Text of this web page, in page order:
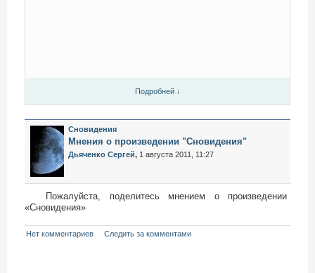
Подробней ↓
Сновидения
Мнения о произведении "Сновидения"
Дьяченко Сергей, 1 августа 2011, 11:27
Пожалуйста, поделитесь мнением о произведении
«Сновидения»
Нет комментариев Следить за комментами